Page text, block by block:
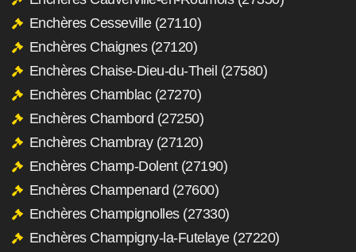
Enchères Cesseville (27110)
Enchères Chaignes (27120)
Enchères Chaise-Dieu-du-Theil (27580)
Enchères Chamblac (27270)
Enchères Chambord (27250)
Enchères Chambray (27120)
Enchères Champ-Dolent (27190)
Enchères Champenard (27600)
Enchères Champignolles (27330)
Enchères Champigny-la-Futelaye (27220)